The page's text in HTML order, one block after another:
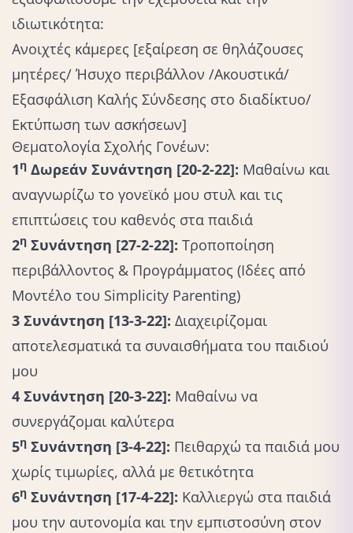
ιδιωτικότητα:
Ανοιχτές κάμερες [εξαίρεση σε θηλάζουσες
μητέρες/ Ήσυχο περιβάλλον /Ακουστικά/
Εξασφάλιση Καλής Σύνδεσης στο διαδίκτυο/
Εκτύπωση των ασκήσεων]
Θεματολογία Σχολής Γονέων:
1η Δωρεάν Συνάντηση [20-2-22]: Μαθαίνω και
αναγνωρίζω το γονεϊκό μου στυλ και τις
επιπτώσεις του καθενός στα παιδιά
2η Συνάντηση [27-2-22]: Τροποποίηση
περιβάλλοντος & Προγράμματος (Ιδέες από
Μοντέλο του Simplicity Parenting)
3 Συνάντηση [13-3-22]: Διαχειρίζομαι
αποτελεσματικά τα συναισθήματα του παιδιού
μου
4 Συνάντηση [20-3-22]: Μαθαίνω να
συνεργάζομαι καλύτερα
5η Συνάντηση [3-4-22]: Πειθαρχώ τα παιδιά μου
χωρίς τιμωρίες, αλλά με θετικότητα
6η Συνάντηση [17-4-22]: Καλλιεργώ στα παιδιά
μου την αυτονομία και την εμπιστοσύνη στον